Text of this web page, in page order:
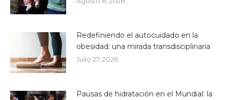
Redefiniendo el autocuidado en la
obesidad: una mirada transdisciplinaria
Julio 27, 2026
Pausas de hidratación en el Mundial: la